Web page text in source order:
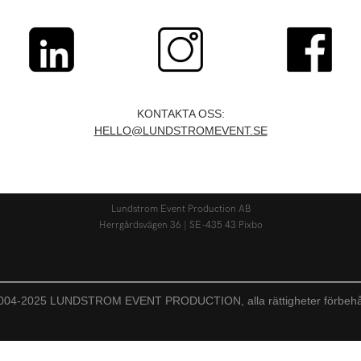
KONTAKTA OSS:
HELLO@LUNDSTROMEVENT.SE
Lundstrom Event Production AB
Herrgårdsvägen 36 | SE-435 43 Pixbo
2025 LUNDSTROM EVENT PRODUCTION, alla rättigheter